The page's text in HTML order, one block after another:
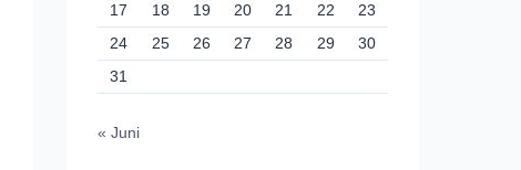
17
18 19 20 21 22
23
24
25 26 27 28 29
30
31
« Juni